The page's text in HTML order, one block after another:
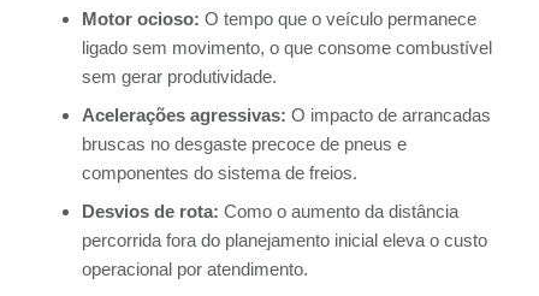
Motor ocioso: O tempo que o veículo permanece
ligado sem movimento, o que consome combustível
sem gerar produtividade.
Acelerações agressivas: O impacto de arrancadas
bruscas no desgaste precoce de pneus e
componentes do sistema de freios.
Desvios de rota: Como o aumento da distância
percorrida fora do planejamento inicial eleva o custo
operacional por atendimento.